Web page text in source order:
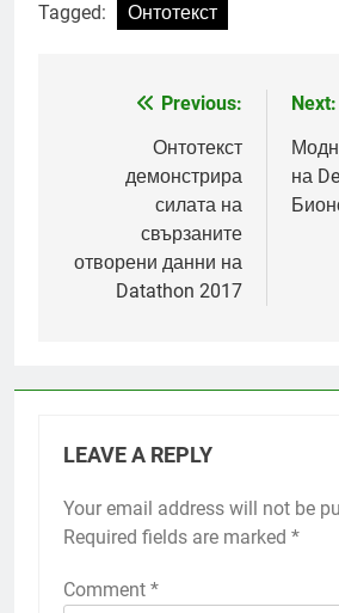
Tagged: Онтотекст
navigation
Previous:
Онтотекст
демонстрира
силата на
свързаните
отворени данни на
Datathon 2017
Next:
на
LEAVE A REPLY
Your email address will not be
Required fields are marked *
Comment *